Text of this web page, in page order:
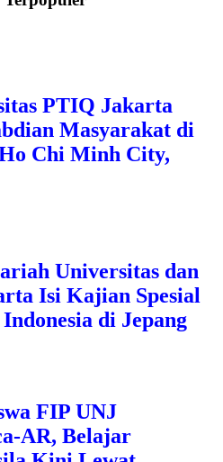
PTIQ Jakarta
Masyarakat di
Chi Minh City,
Universitas dan
Isi Kajian Spesial
di Jepang
FIP UNJ
AR, Belajar